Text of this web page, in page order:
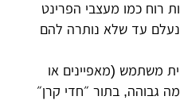
רוח כמו מעצבי הפרינט
עד שלא נותרה להם
משתמש (מאפיינים או
גבוהה, בתור ״חדי קרן״